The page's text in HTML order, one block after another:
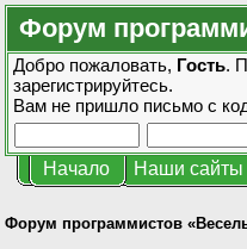
Форум
Добро пожаловать, Гость.
зарегистрируйтесь.
Вам не пришло письмо с
Начало Наши сайты
Форум программистов